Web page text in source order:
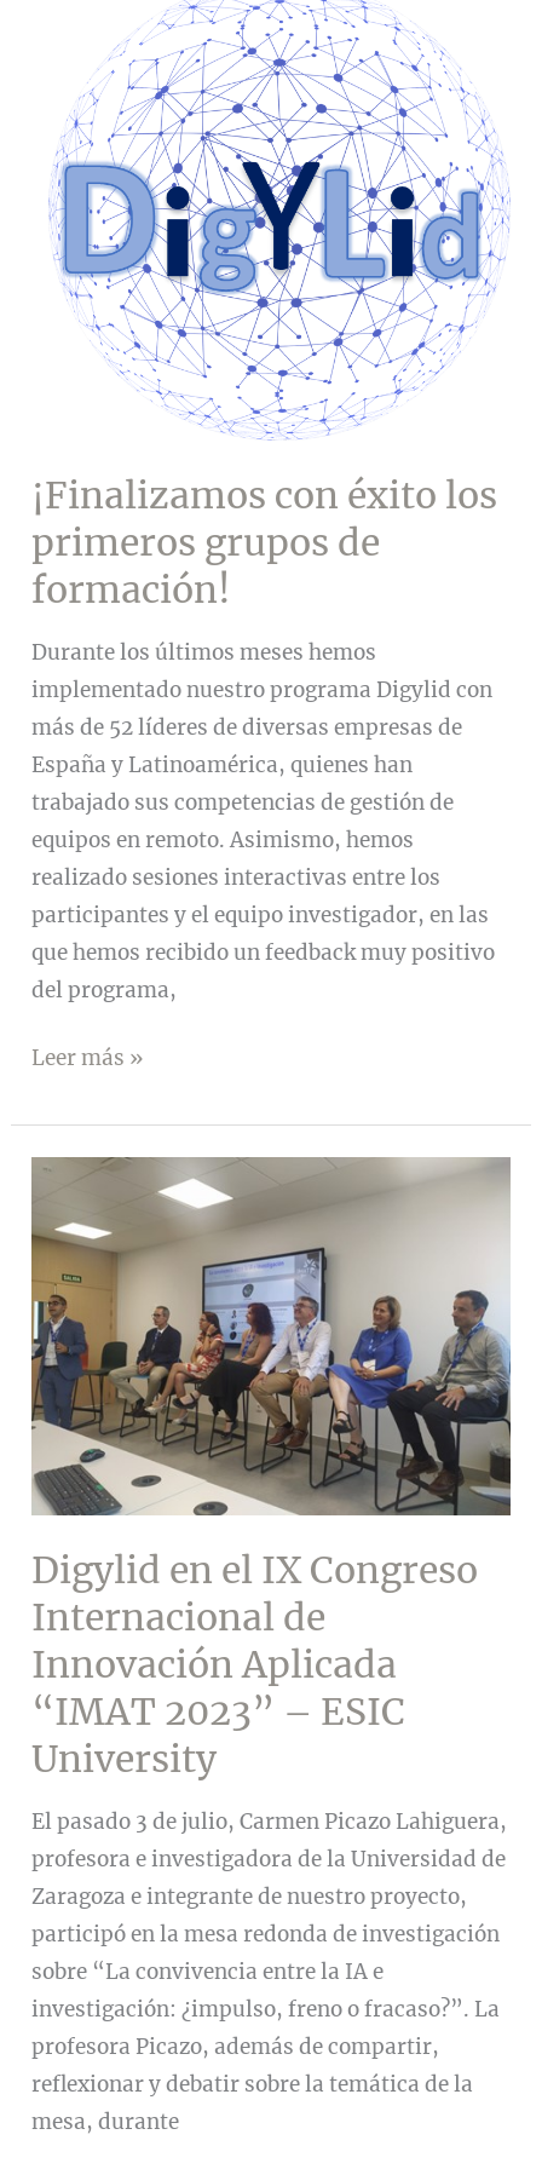
Congreso
Internacional
SCEPS
¡Finalizamos con éxito los
primeros grupos de
formación!
Durante los últimos meses hemos
implementado nuestro programa Digylid con
más de 52 líderes de diversas empresas de
España y Latinoamérica, quienes han
trabajado sus competencias de gestión de
equipos en remoto. Asimismo, hemos
realizado sesiones interactivas entre los
participantes y el equipo investigador, en las
que hemos recibido un feedback muy positivo
del programa,
¡Finalizamos
éxito
los
grupos
de
formación!
Leer más »
Digylid en el IX Congreso
Internacional de
Innovación Aplicada
“IMAT 2023” – ESIC
University
El pasado 3 de julio, Carmen Picazo Lahiguera,
profesora e investigadora de la Universidad de
Zaragoza e integrante de nuestro proyecto,
participó en la mesa redonda de investigación
sobre “La convivencia entre la IA e
investigación: ¿impulso, freno o fracaso?”. La
profesora Picazo, además de compartir,
reflexionar y debatir sobre la temática de la
mesa, durante